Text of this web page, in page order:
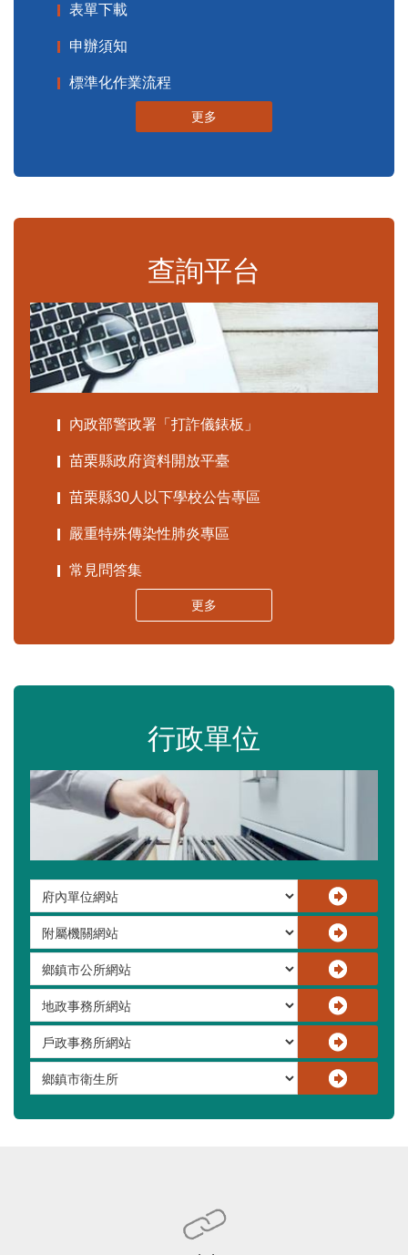
表單下載
申辦須知
標準化作業流程
更多
查詢平台
內政部警政署「打詐儀錶板」
苗栗縣政府資料開放平臺
苗栗縣30人以下學校公告專區
嚴重特殊傳染性肺炎專區
常見問答集
更多
行政單位